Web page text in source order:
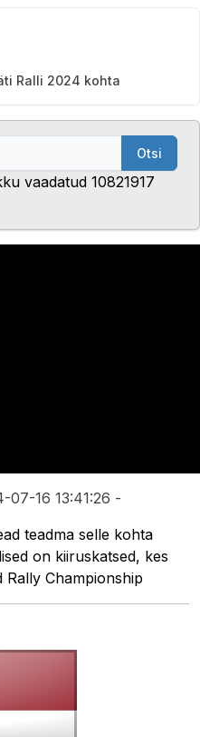
Ralli 2024 kohta
Otsi
vaadatud 10821917
07-16 13:41:26 -
teadma selle kohta
on kiiruskatsed, kes
Championship